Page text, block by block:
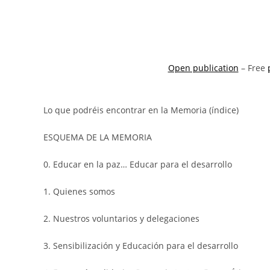
Open publication – Free
Lo que podréis encontrar en la Memoria (índice)
ESQUEMA DE LA MEMORIA
0. Educar en la paz… Educar para el desarrollo
1. Quienes somos
2. Nuestros voluntarios y delegaciones
3. Sensibilización y Educación para el desarrollo